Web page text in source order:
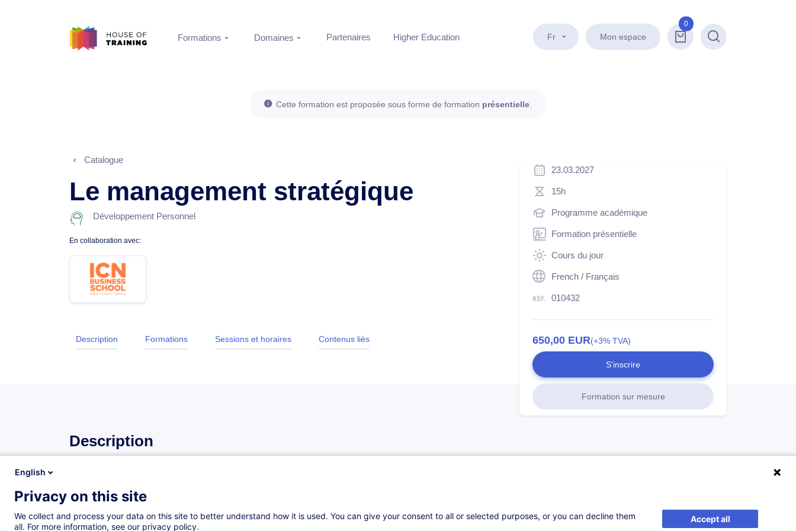
Fr Mon espace
0
Recherche
Formations Domaines Partenaires Higher Education
Cette formation est proposée sous forme de formation présentielle
Catalogue
Le management stratégique
Développement Personnel
En collaboration avec:
Description Formations Sessions et horaires Contenus liés
23.03.2027
15h
Programme académique
Formation présentielle
Cours du jour
French / Français
010432
650,00 EUR(+3% TVA)
S'inscrire
Formation sur mesure
Description
Cette formation est un module du cycle «
partenariat avec ICN Business School qui représente la suite de la formation d'initiation en
«Leadership et management de proximité
English
Privacy on this site
We collect and process your data on this site to better understand how it is used. You can give your consent to all or selected purposes, or you can decline them
all. For more information, see our privacy policy.
Accept all